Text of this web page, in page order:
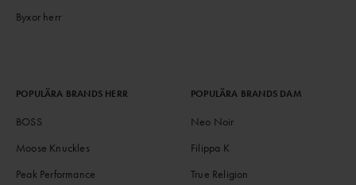
Byxor herr
POPULÄRA BRANDS HERR
BOSS
Moose Knuckles
Peak Performance
POPULÄRA BRANDS DAM
Neo Noir
Filippa K
True Religion